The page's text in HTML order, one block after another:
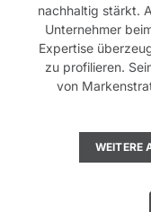
nachhaltig stärkt.
Unternehmer
Expertise
zu profilieren.
von
WEITERE